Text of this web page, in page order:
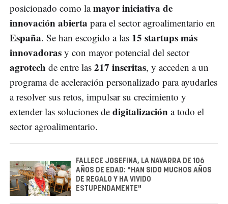
posicionado como lamayor iniciativa de
innovación abierta para el sector agroalimentario en
España. Se han escogido a las 15 startups más
innovadoras y con mayor potencial del sector
agrotech de entre las 217 inscritas, y acceden a un
programa de aceleración personalizado para ayudarles
a resolver sus retos, impulsar su crecimiento y
extender las soluciones de digitalización a todo el
sector agroalimentario.
FALLECE JOSEFINA, LA NAVARRA DE 106
AÑOS DE EDAD: "HAN SIDO MUCHOS AÑOS
DE REGALO Y HA VIVIDO
ESTUPENDAMENTE"